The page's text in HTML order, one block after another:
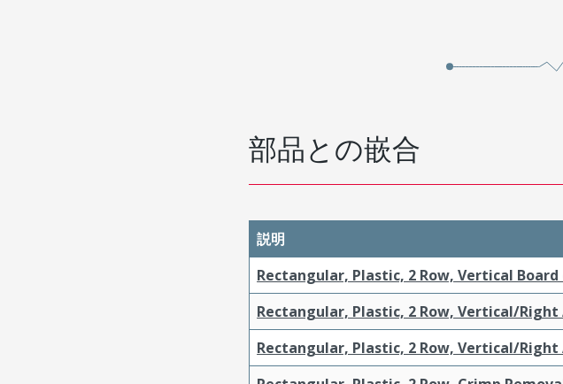
部品との嵌合
説明
Rectangular, Plastic, 2 Row, Vertical
Rectangular, Plastic, 2 Row, Vertical/
Rectangular, Plastic, 2 Row, Vertical/